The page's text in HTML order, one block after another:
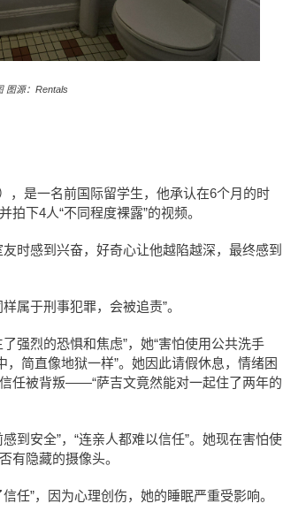
图源：Rentals
， 是一名前国际留学生， 他承认在6个月的时
下4人“不同程度裸露”的视频。
时感到兴奋，好奇心让他越陷越深，最终感到
属于刑事犯罪，会被追责”。
强烈的恐惧和焦虑”，她“害怕使用公共洗手
，简直像地狱一样”。她因此请假休息，情绪困
任被背叛——“萨吉文竟然能对一起住了两年的
到安全”，“连亲人都难以信任”。她现在害怕使
有隐藏的摄像头。
任”，因为心理创伤，她的睡眠严重受影响。